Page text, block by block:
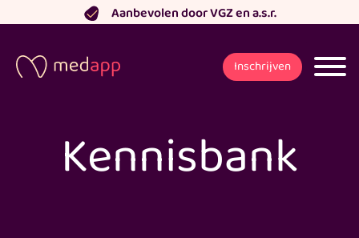
naar
inhoud
Aanbevolen door VGZ en a.s.r.
Inschrijven
Kennisbank